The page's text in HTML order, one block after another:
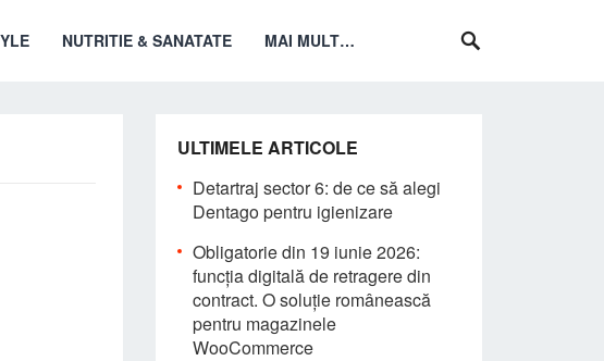
NUTRITIE & SANATATE MAI MULT…
ULTIMELE ARTICOLE
Detartraj sector 6: de ce să alegi
Dentago pentru igienizare
Obligatorie din 19 iunie 2026:
funcția digitală de retragere din
contract. O soluție românească
pentru magazinele
WooCommerce